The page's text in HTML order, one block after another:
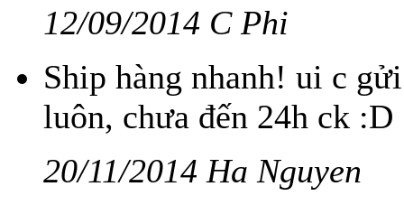
12/09/2014 C Phi
Ship hàng nhanh! ui c
luôn, chưa đến 24h ck :D
20/11/2014 Ha Nguyen